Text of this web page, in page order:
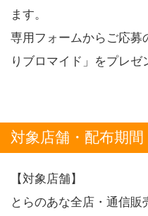
ます。
専用フォームからご応募
りブロマイド」をプレゼ
対象店舗・配布期間
【対象店舗】
とらのあな全店・通信販